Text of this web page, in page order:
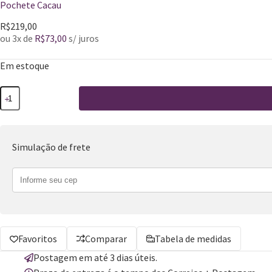
Pochete Cacau
R$219,00
ou 3x de R$73,00 s/ juros
Em estoque
Simulação de frete
Favoritos Comparar
Tabela de medidas
Postagem em até 3 dias úteis.